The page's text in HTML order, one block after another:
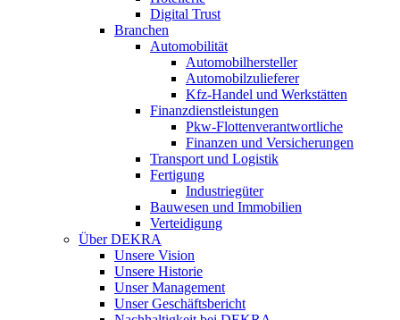
Digital Trust
Branchen
Automobilität
Automobilhersteller
Automobilzulieferer
Kfz-Handel und Werkstätten
Finanzdienstleistungen
Pkw‑Flottenverantwortliche
Finanzen und Versicherungen
Transport und Logistik
Fertigung
Industriegüter
Bauwesen und Immobilien
Verteidigung
Über DEKRA
Unsere Vision
Unsere Historie
Unser Management
Unser Geschäftsbericht